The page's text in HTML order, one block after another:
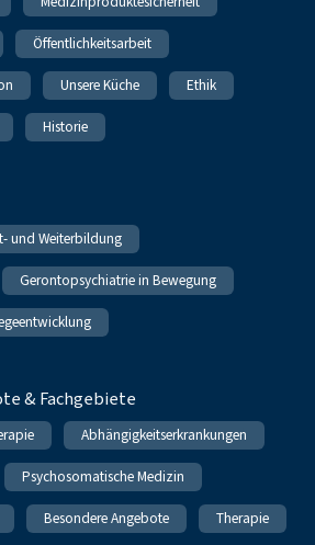
Öffentlichkeitsarbeit
Unsere Küche Ethik
Historie
und Weiterbildung
Gerontopsychiatrie in Bewegung
& Fachgebiete
Abhängigkeitserkrankungen
Psychosomatische Medizin
Besondere Angebote Therapie